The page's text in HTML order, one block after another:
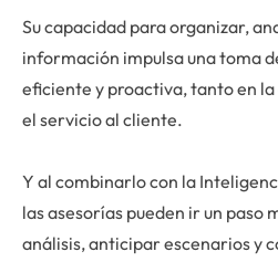
Su capacidad para organizar,
información impulsa una toma
eficiente y proactiva, tanto en
el servicio al cliente.
Y al combinarlo con la
las asesorías pueden ir un paso
análisis, anticipar escenarios y